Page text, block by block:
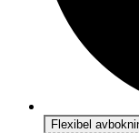
Flexibel